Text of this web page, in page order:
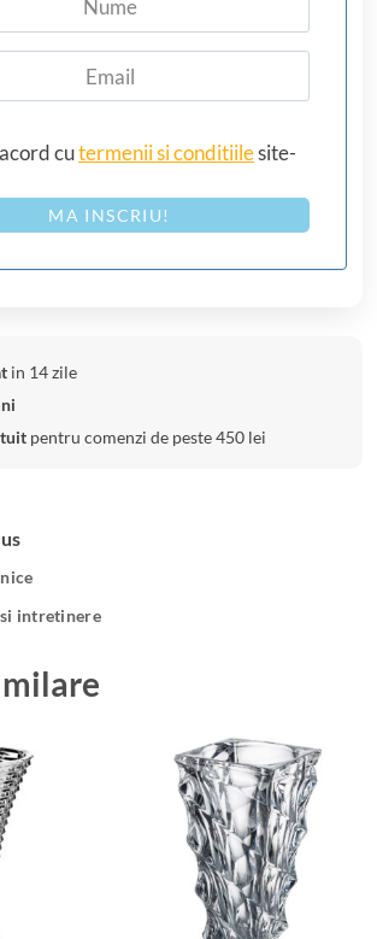
cutermenii si conditiilesite-
MA INSCRIU!
in 14 zile
pentru comenzi de peste 450 lei
intretinere